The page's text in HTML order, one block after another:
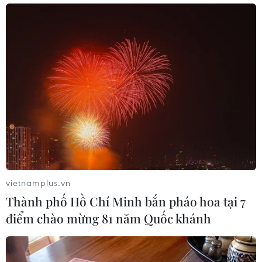
xây dựng niềm tin của người tiêu dùng vào
thương hiệu, sản phẩm. Đồng thời cũng thể hiện
rằng Tân Hiệp Phát đã sẵn sàng ra sân chơi lớn
trên toàn cầu.” bà Trần Uyên Phương khẳng
vietnamplus.vn
Thành phố Hồ Chí Minh bắn pháo hoa tại 7
điểm chào mừng 81 năm Quốc khánh